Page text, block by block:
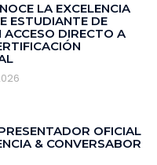
LA EXCELENCIA
ESTUDIANTE DE
ACCESO DIRECTO A
OFICIAL
& CONVERSABOR